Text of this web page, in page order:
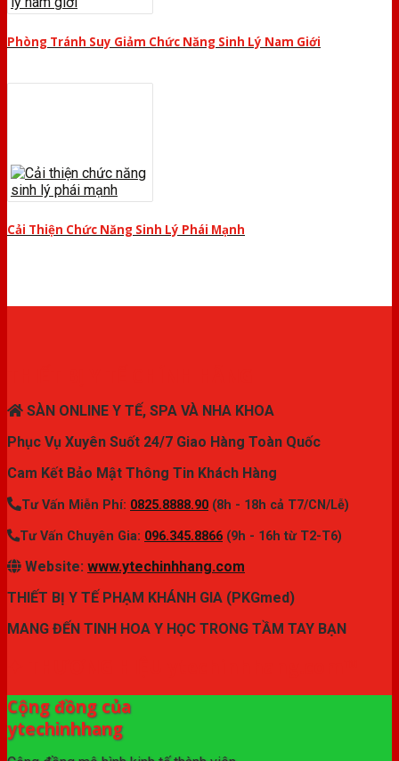
Phòng Tránh Suy Giảm Chức Năng Sinh Lý Nam Giới
Cải Thiện Chức Năng Sinh Lý Phái Mạnh
SÀN ONLINE Y TẾ, SPA VÀ NHA KHOA
Phục Vụ Xuyên Suốt 24/7 Giao Hàng Toàn Quốc
Cam Kết Bảo Mật Thông Tin Khách Hàng
Tư Vấn Miễn Phí: 0825.8888.90 (8h - 18h cả T7/CN/Lễ)
Tư Vấn Chuyên Gia: 096.345.8866 (9h - 16h từ T2-T6)
Website: www.ytechinhhang.com
THIẾT BỊ Y TẾ PHẠM KHÁNH GIA (PKGmed)
MANG ĐẾN TINH HOA Y HỌC TRONG TẦM TAY BẠN
Cộng đồng của
ytechinhhang